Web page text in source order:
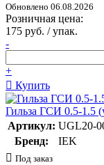
Обновлено 06.08.2026
Розничная цена:
175 руб. / упак.
-
+
Купить
Гильза ГСИ 0.5-1.5
Артикул: UGL20-
Бренд:
IEK
Под заказ